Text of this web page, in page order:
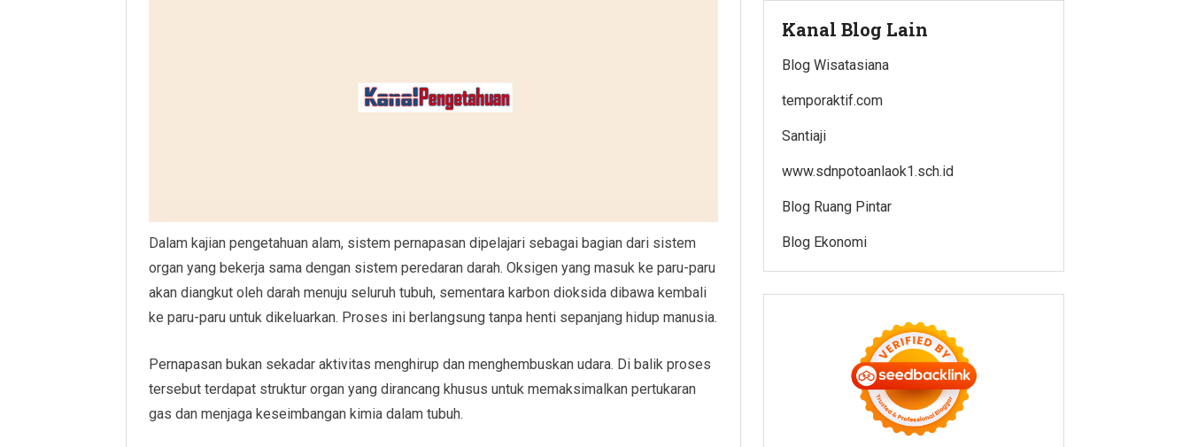
Dalam kajian pengetahuan alam, sistem pernapasan dipelajari sebagai bagian dari sistem
organ yang bekerja sama dengan sistem peredaran darah. Oksigen yang masuk ke paru-paru
akan diangkut oleh darah menuju seluruh tubuh, sementara karbon dioksida dibawa kembali
ke paru-paru untuk dikeluarkan. Proses ini berlangsung tanpa henti sepanjang hidup manusia.
Pernapasan bukan sekadar aktivitas menghirup dan menghembuskan udara. Di balik proses
tersebut terdapat struktur organ yang dirancang khusus untuk memaksimalkan pertukaran
gas dan menjaga keseimbangan kimia dalam tubuh.
Kanal Blog Lain
Blog Wisatasiana
temporaktif.com
Santiaji
www.sdnpotoanlaok1.sch.id
Blog Ruang Pintar
Blog Ekonomi